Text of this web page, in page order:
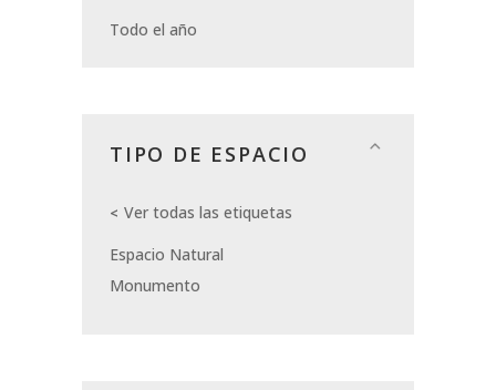
Todo el año
TIPO DE ESPACIO
Ver todas las etiquetas
Espacio Natural
Monumento